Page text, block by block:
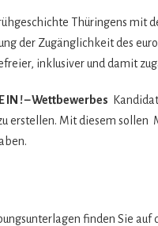
Thü­rin­gens mit
der Zugäng­lich­keit des
inklu­si­ver und damit
IN ! – Wett­be­wer­bes
erstel­len. Mit die­sem sol­len
fin­den Sie auf